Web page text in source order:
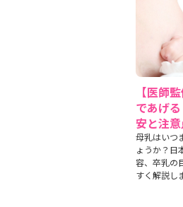
【医師
であげ
安と注
母乳はいつ
ょうか？日
容、卒乳の
すく解説し